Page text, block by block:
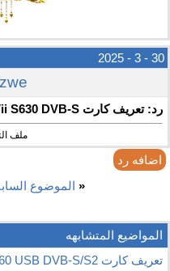
30 - 3 - 2025
رد: تعريف كارت TeVii S630 DVB-S
ملف
اضافه رد
« الموضوع
المواضيع المتشابهه
تعريف كارت TeVii S660 USB DVB-S/S2